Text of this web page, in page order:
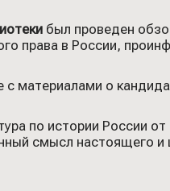
был проведен
права в России,
материалами о
по истории России
смысл настоящего